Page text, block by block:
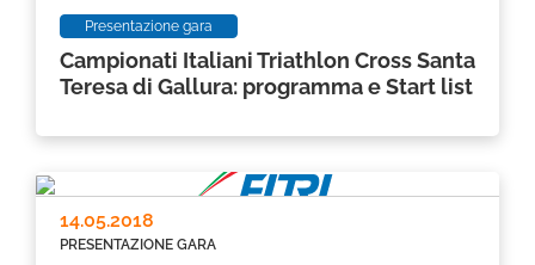
Campionati Italiani Triathlon Cross Santa
Teresa di Gallura: programma e Start list
Presentazione gara
PRESENTAZIONE GARA
14.05.2018